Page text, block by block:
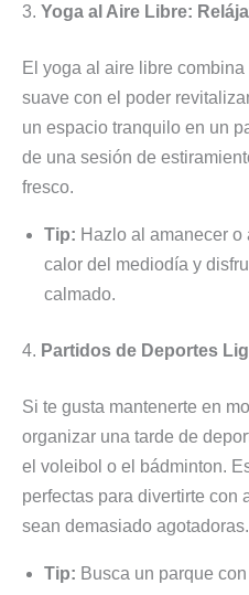
3. Yoga al Aire Libre:
El yoga al aire libre
suave con el poder
un espacio tranquilo en un
de una sesión de
fresco.
Tip: Hazlo al amanecer o
calor del mediodía y
calmado.
4. Partidos de Deportes
Si te gusta mantenerte en
organizar una tarde de
el voleibol o el bádminton.
perfectas para divertirte con
sean demasiado agotadoras.
Tip: Busca un parque